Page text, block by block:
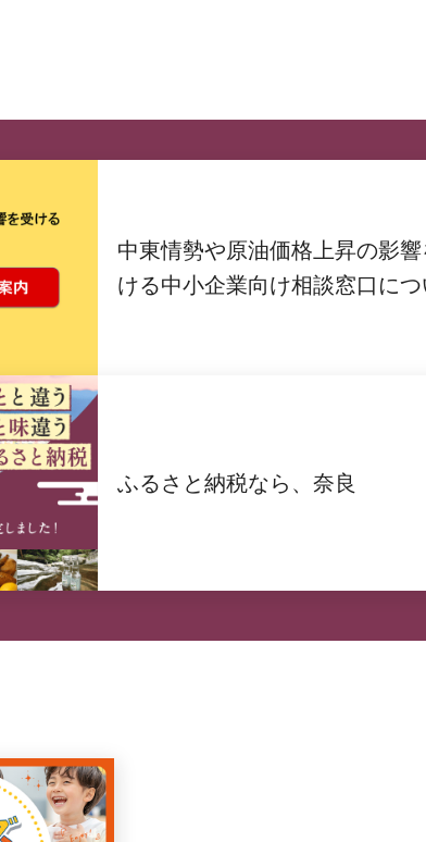
中東情勢や原油価格上昇の影響
ける中小企業向け相談窓口につ
ふるさと納税なら、奈良